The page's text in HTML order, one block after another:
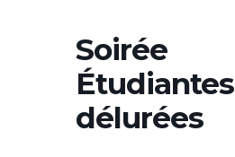
Soirée
Étudiantes
délurées